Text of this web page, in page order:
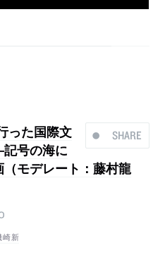
SHARE
った国際文
号の海に
モデレート：藤村龍
崎新